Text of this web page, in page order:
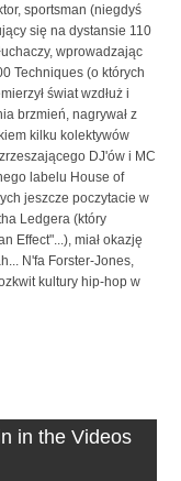
sportsman (niegdyś
się na dystansie 110
wprowadzając
Techniques (o których
świat wzdłuż i
brzmień, nagrywał z
kilku kolektywów
DJ'ów i MC
labelu House of
jeszcze poczytacie w
Ledgera (który
Effect"...), miał okazję
N'fa Forster-Jones,
kultury hip-hop w
in the Videos